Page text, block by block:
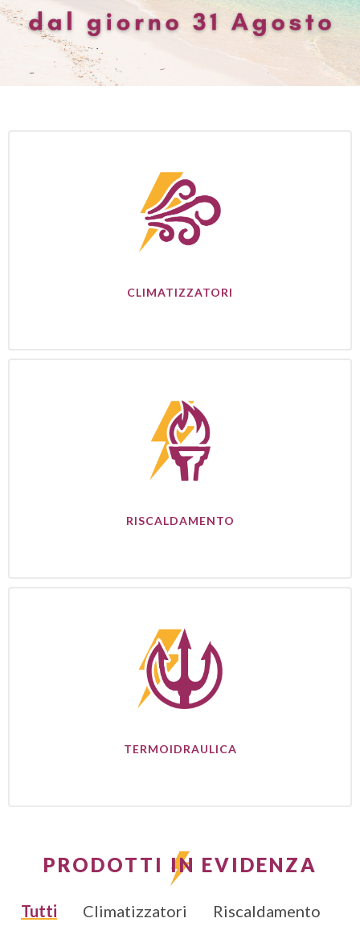
CLIMATIZZATORI
RISCALDAMENTO
TERMOIDRAULICA
PRODOTTI IN EVIDENZA
Tutti Climatizzatori Riscaldamento